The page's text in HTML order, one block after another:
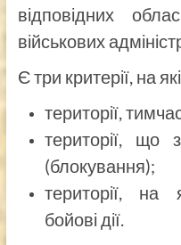
відповідних
військових
Є три критерії, на
території,
території, що
(блокування);
території, на
бойові дії.